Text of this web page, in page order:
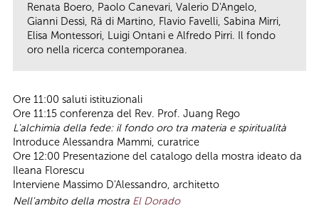
Renata Boero, Paolo Canevari, Valerio D'Angelo,
Gianni Dessì, Rä di Martino, Flavio Favelli, Sabina Mirri,
Elisa Montessori, Luigi Ontani e Alfredo Pirri. Il fondo
oro nella ricerca contemporanea.
Ore 11:00 saluti istituzionali
Ore 11:15 conferenza del Rev. Prof. Juang Rego
L'alchimia della fede: il fondo oro tra materia e spiritualità
Introduce Alessandra Mammi, curatrice
Ore 12:00 Presentazione del catalogo della mostra ideato da
Ileana Florescu
Interviene Massimo D'Alessandro, architetto
Nell'ambito della mostra El Dorado